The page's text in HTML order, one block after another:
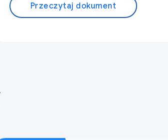
Przeczytaj dokument